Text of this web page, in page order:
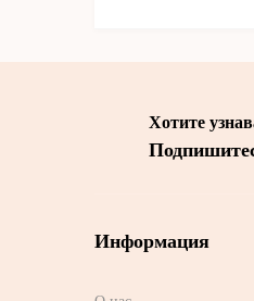
Хотите
Информация